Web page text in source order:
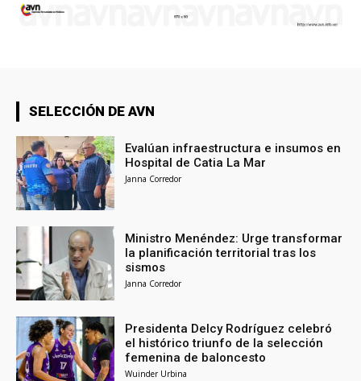
SELECCIÓN DE AVN
Evalúan infraestructura e insumos en
Hospital de Catia La Mar
Janna Corredor
Ministro Menéndez: Urge transformar
la planificación territorial tras los
sismos
Janna Corredor
Presidenta Delcy Rodríguez celebró
el histórico triunfo de la selección
femenina de baloncesto
Wuinder Urbina